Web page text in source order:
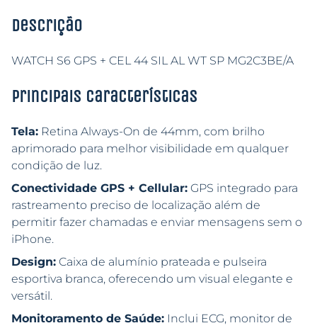
Descrição
WATCH S6 GPS + CEL 44 SIL AL WT SP MG2C3BE/A
Principais características
Tela: Retina Always-On de 44mm, com brilho
aprimorado para melhor visibilidade em qualquer
condição de luz.
Conectividade GPS + Cellular: GPS integrado para
rastreamento preciso de localização além de
permitir fazer chamadas e enviar mensagens sem o
iPhone.
Design: Caixa de alumínio prateada e pulseira
esportiva branca, oferecendo um visual elegante e
versátil.
Monitoramento de Saúde: Inclui ECG, monitor de